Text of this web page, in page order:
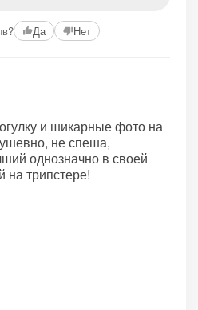
Да Нет
и шикарные фото на
не спеша,
однозначно в своей
на трипстере!